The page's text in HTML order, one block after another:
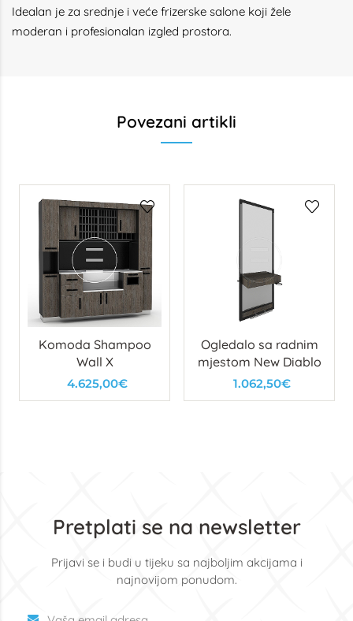
Idealan je za srednje i veće frizerske salone koji žele
moderan i profesionalan izgled prostora.
Povezani artikli
Komoda Shampoo
Wall X
4.625,00€
Ogledalo sa radnim
mjestom New Diablo
1.062,50€
Pretplati se na newsletter
Prijavi se i budi u tijeku sa najboljim akcijama i
najnovijom ponudom.